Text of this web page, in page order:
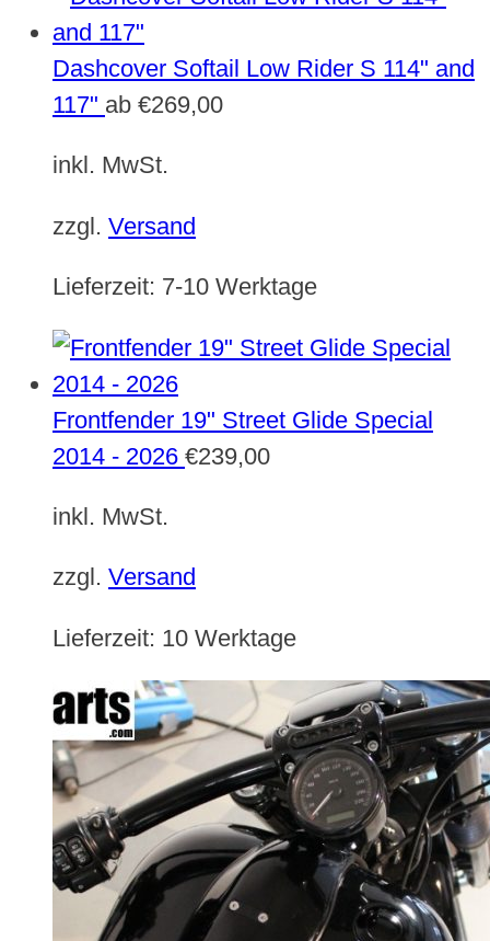
Dashcover Softail Low Rider S 114" and
117" ab €269,00
inkl. MwSt.
zzgl. Versand
Lieferzeit: 7-10 Werktage
Frontfender 19" Street Glide Special
2014 - 2026 €239,00
inkl. MwSt.
zzgl. Versand
Lieferzeit: 10 Werktage